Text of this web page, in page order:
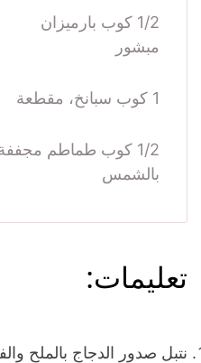
1/2 كوب بارميزان
مبشور
1 كوب سبانخ، مقطعة
1/2 كوب طماطم
بالشمس
تعليمات:
نتبل صدور الدجاج بالملح